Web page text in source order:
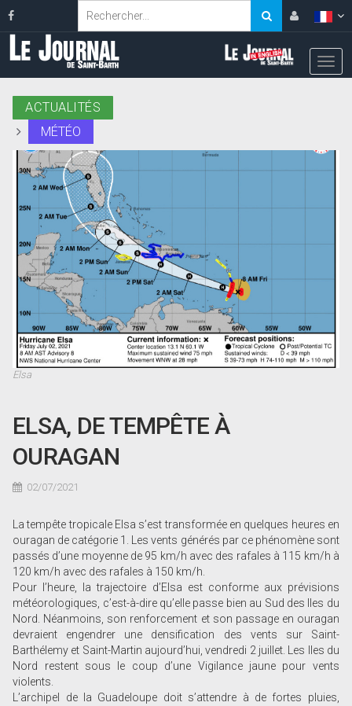
ACTUALITÉS
MÉTÉO
Elsa
ELSA, DE TEMPÊTE À
OURAGAN
02/07/2021
La tempête tropicale Elsa s’est transformée en quelques heures en
ouragan de catégorie 1. Les vents générés par ce phénomène sont
passés d’une moyenne de 95 km/h avec des rafales à 115 km/h à
120 km/h avec des rafales à 150 km/h.
Pour l’heure, la trajectoire d’Elsa est conforme aux prévisions
météorologiques, c’est-à-dire qu’elle passe bien au Sud des Iles du
Nord. Néanmoins, son renforcement et son passage en ouragan
devraient engendrer une densification des vents sur Saint-
Barthélemy et Saint-Martin aujourd’hui, vendredi 2 juillet. Les Iles du
Nord restent sous le coup d’une Vigilance jaune pour vents
violents.
L’archipel de la Guadeloupe doit s’attendre à de fortes pluies,